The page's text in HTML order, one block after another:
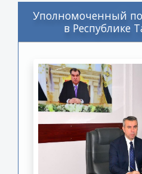
Уполномоченный
в Республике